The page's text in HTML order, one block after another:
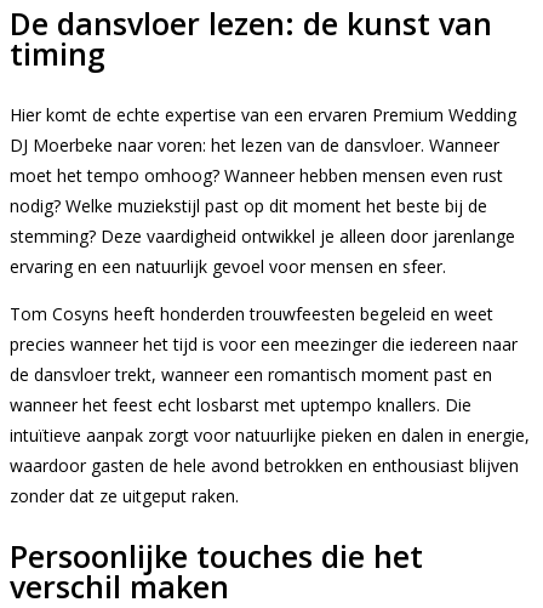
De dansvloer lezen: de kunst van
timing
Hier komt de echte expertise van een ervaren Premium Wedding
DJ Moerbeke naar voren: het lezen van de dansvloer. Wanneer
moet het tempo omhoog? Wanneer hebben mensen even rust
nodig? Welke muziekstijl past op dit moment het beste bij de
stemming? Deze vaardigheid ontwikkel je alleen door jarenlange
ervaring en een natuurlijk gevoel voor mensen en sfeer.
Tom Cosyns heeft honderden trouwfeesten begeleid en weet
precies wanneer het tijd is voor een meezinger die iedereen naar
de dansvloer trekt, wanneer een romantisch moment past en
wanneer het feest echt losbarst met uptempo knallers. Die
intuïtieve aanpak zorgt voor natuurlijke pieken en dalen in energie,
waardoor gasten de hele avond betrokken en enthousiast blijven
zonder dat ze uitgeput raken.
Persoonlijke touches die het
verschil maken